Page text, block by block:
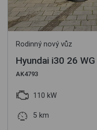
Rodinný nový vůz
Hyundai i30 26 WG
AK4793
110 kW
5 km